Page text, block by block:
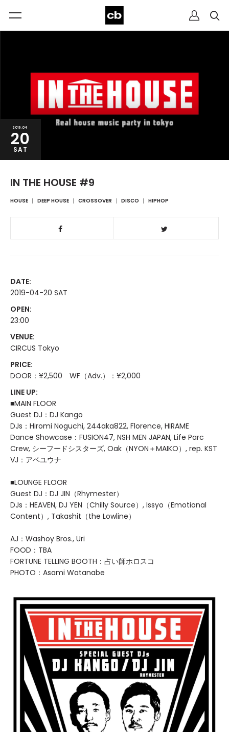
2019.04
20
SAT
IN THE HOUSE #9
HOUSE DEEP HOUSE CROSSOVER DISCO HIPHOP
DATE:
2019-04-20 SAT
OPEN:
23:00
VENUE:
CIRCUS Tokyo
PRICE:
DOOR：¥2,500 WF（Adv.）：¥2,000
LINE UP:
■MAIN FLOOR
Guest DJ：DJ Kango
DJs：Hiromi Noguchi, 244aka822, Florence, HIRAME
Dance Showcase：FUSION47, NSH MEN JAPAN, Life Parc
Crew, シーフードシスターズ, Oak（NYON＋MAIKO）, rep. KST
VJ：アベユウナ
■LOUNGE FLOOR
Guest DJ：DJ JIN（Rhymester）
DJs：HEAVEN, DJ YEN（Chilly Source）, Issyo（Emotional
Content）, Takashit（the Lowline）
AJ：Washoy Bros., Uri
FOOD：TBA
FORTUNE TELLING BOOTH：占い師ホロスコ
PHOTO：Asami Watanabe